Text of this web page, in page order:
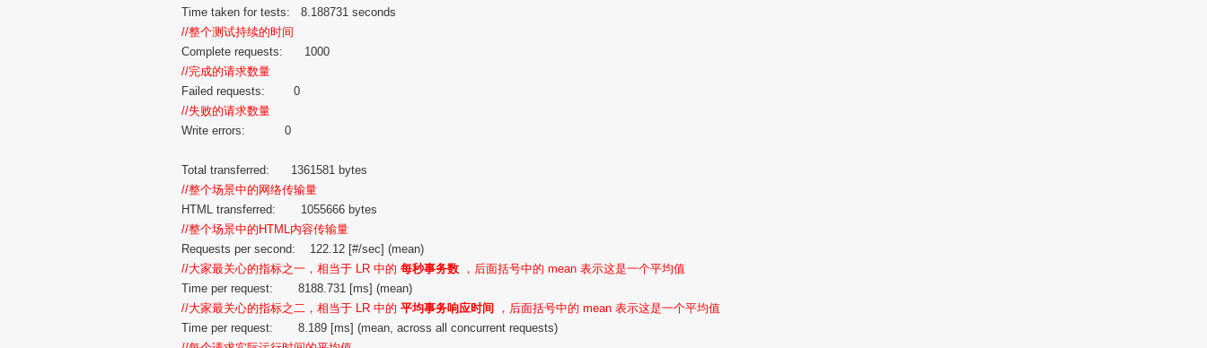
Time taken for tests: 8.188731 seconds
//整个测试持续的时间
Complete requests: 1000
//完成的请求数量
Failed requests: 0
//失败的请求数量
Write errors: 0
Total transferred: 1361581 bytes
//整个场景中的网络传输量
HTML transferred: 1055666 bytes
//整个场景中的HTML内容传输量
Requests per second: 122.12 [#/sec] (mean)
//大家最关心的指标之一，相当于 LR 中的 每秒事务数 ，后面括号中的 mean 表示这是一个平均值
Time per request: 8188.731 [ms] (mean)
//大家最关心的指标之二，相当于 LR 中的 平均事务响应时间
，后面括号中的 mean 表示这是一个平均值
Time per request: 8.189 [ms] (mean, across all concurrent requests)